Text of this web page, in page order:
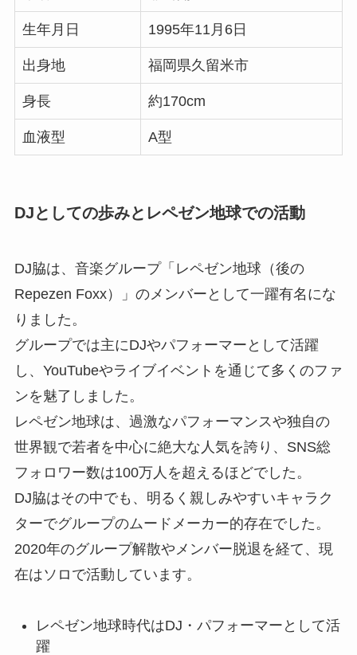
生年月日 1995年11月6日
出身地 福岡県久留米市
身長 約170cm
血液型 A型
DJとしての歩みとレペゼン地球での活動
DJ脇は、音楽グループ「レペゼン地球（後の
Repezen Foxx）」のメンバーとして一躍有名にな
りました。
グループでは主にDJやパフォーマーとして活躍
し、YouTubeやライブイベントを通じて多くのファ
ンを魅了しました。
レペゼン地球は、過激なパフォーマンスや独自の
世界観で若者を中心に絶大な人気を誇り、SNS総
フォロワー数は100万人を超えるほどでした。
DJ脇はその中でも、明るく親しみやすいキャラク
ターでグループのムードメーカー的存在でした。
2020年のグループ解散やメンバー脱退を経て、現
在はソロで活動しています。
レペゼン地球時代はDJ・パフォーマーとして活
躍